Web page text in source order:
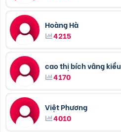
Hoàng Hà
4215
cao thị bích vâng kiều
4170
Việt Phương
4010